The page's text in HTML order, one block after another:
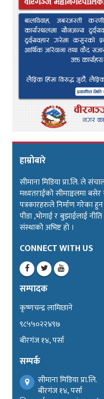
हाम्रोबारे
सीमाना मिडिया प्रा.लि. ले
मध्यतराईको सीमाञ्चलमा
पत्रकारहरुले निर्माण गरेका
पीडा ,भोगाई र बुझाईलाई
संस्थाको अभिष्ट हो ।
CONNECT WITH US
सम्पादक
कृष्णचन्द्र लामिछाने
९८५५०२२४९७
बीरगंज १४, पर्सा
सम्पर्क
सीमाना मिडिया प्रा.लि.
बीरगंज १४, पर्सा